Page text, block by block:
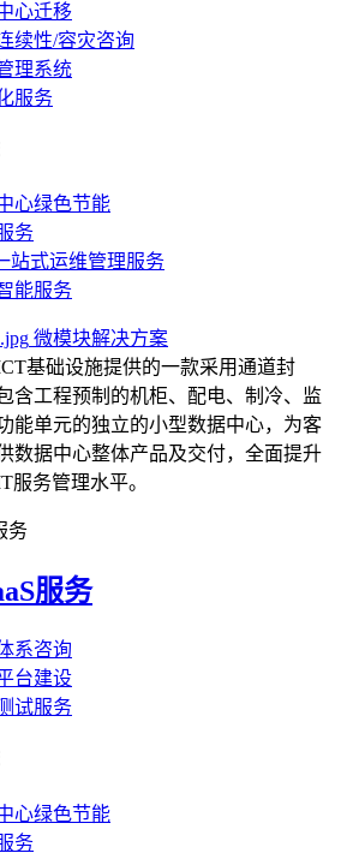
心迁移
续性/容灾咨询
理系统
服务
心绿色节能
务
站式运维管理服务
能服务
微模块解决方案
基础设施提供的一款采用通道封
含工程预制的机柜、配电、制冷、监
能单元的独立的小型数据中心，为客
数据中心整体产品及交付，全面提升
服务管理水平。
务
服务
系咨询
台建设
试服务
心绿色节能
务